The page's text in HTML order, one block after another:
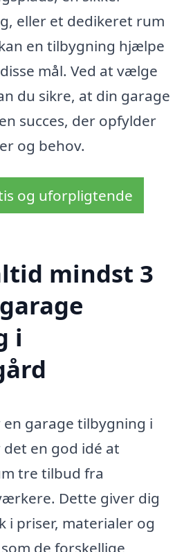
eller et dedikeret rum
en tilbygning hjælpe
mål. Ved at vælge
du sikre, at din garage
succes, der opfylder
og behov.
og uforpligtende
mindst 3
i
garage tilbygning i
en god idé at
tre tilbud fra
Dette giver dig
i priser, materialer og
de forskellige